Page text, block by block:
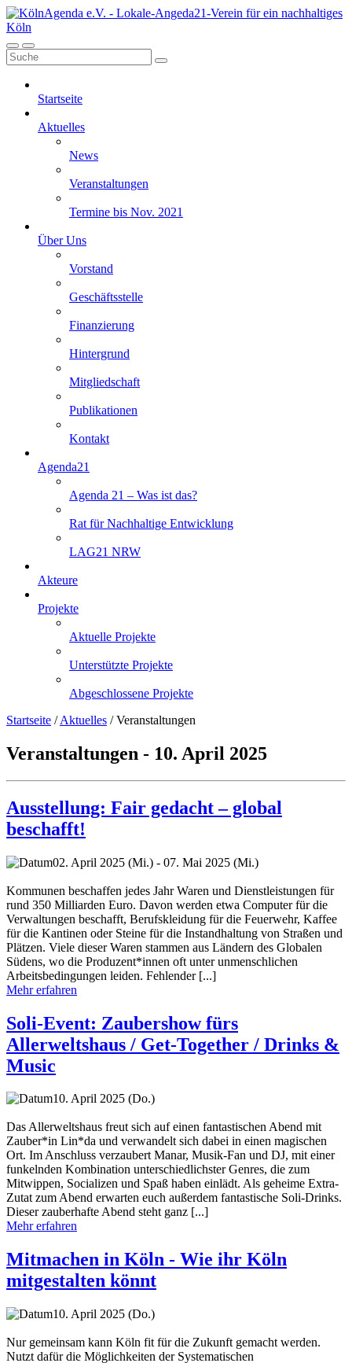
Startseite
Aktuelles
News
Veranstaltungen
Termine bis Nov. 2021
Über Uns
Vorstand
Geschäftsstelle
Finanzierung
Hintergrund
Mitgliedschaft
Publikationen
Kontakt
Agenda21
Agenda 21 – Was ist das?
Rat für Nachhaltige Entwicklung
LAG21 NRW
Akteure
Projekte
Aktuelle Projekte
Unterstützte Projekte
Abgeschlossene Projekte
Startseite /Aktuelles /Veranstaltungen
Veranstaltungen - 10. April 2025
Ausstellung: Fair gedacht – global
beschafft!
02. April 2025 (Mi.) - 07. Mai 2025 (Mi.)
Kommunen beschaffen jedes Jahr Waren und Dienstleistungen für
rund 350 Milliarden Euro. Davon werden etwa Computer für die
Verwaltungen beschafft, Berufskleidung für die Feuerwehr, Kaffee
für die Kantinen oder Steine für die Instandhaltung von Straßen und
Plätzen. Viele dieser Waren stammen aus Ländern des Globalen
Südens, wo die Produzent*innen oft unter unmenschlichen
Arbeitsbedingungen leiden. Fehlender [...]
Mehr erfahren
Soli-Event: Zaubershow fürs
Allerweltshaus / Get-Together / Drinks &
Music
10. April 2025 (Do.)
Das Allerweltshaus freut sich auf einen fantastischen Abend mit
Zauber*in Lin*da und verwandelt sich dabei in einen magischen
Ort. Im Anschluss verzaubert Manar, Musik-Fan und DJ, mit einer
funkelnden Kombination unterschiedlichster Genres, die zum
Mitwippen, Socializen und Spaß haben einlädt. Als geheime Extra-
Zutat zum Abend erwarten euch außerdem fantastische Soli-Drinks.
Dieser zauberhafte Abend steht ganz [...]
Mehr erfahren
Mitmachen in Köln - Wie ihr Köln
mitgestalten könnt
10. April 2025 (Do.)
Nur gemeinsam kann Köln fit für die Zukunft gemacht werden.
Nutzt dafür die Möglichkeiten der Systematischen